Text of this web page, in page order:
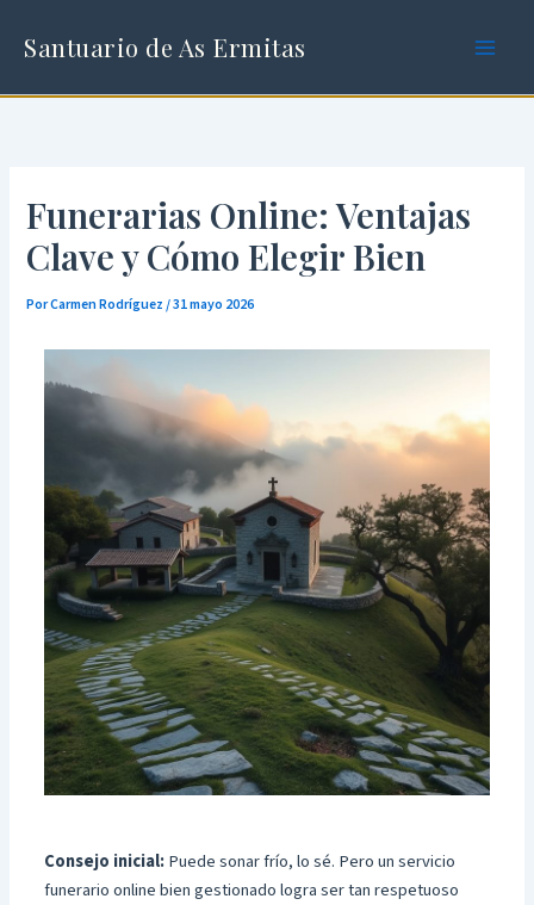
Santuario de As Ermitas
Funerarias Online: Ventajas
Clave y Cómo Elegir Bien
PorCarmen Rodríguez/31 mayo 2026
Consejo inicial:Puede sonar frío, lo sé. Pero un servicio
funerario online bien gestionado logra ser tan respetuoso